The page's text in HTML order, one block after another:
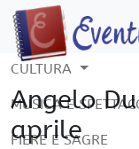
CULTURA
MUSICA E
FIERE E SAGRE
Angelo
aprile